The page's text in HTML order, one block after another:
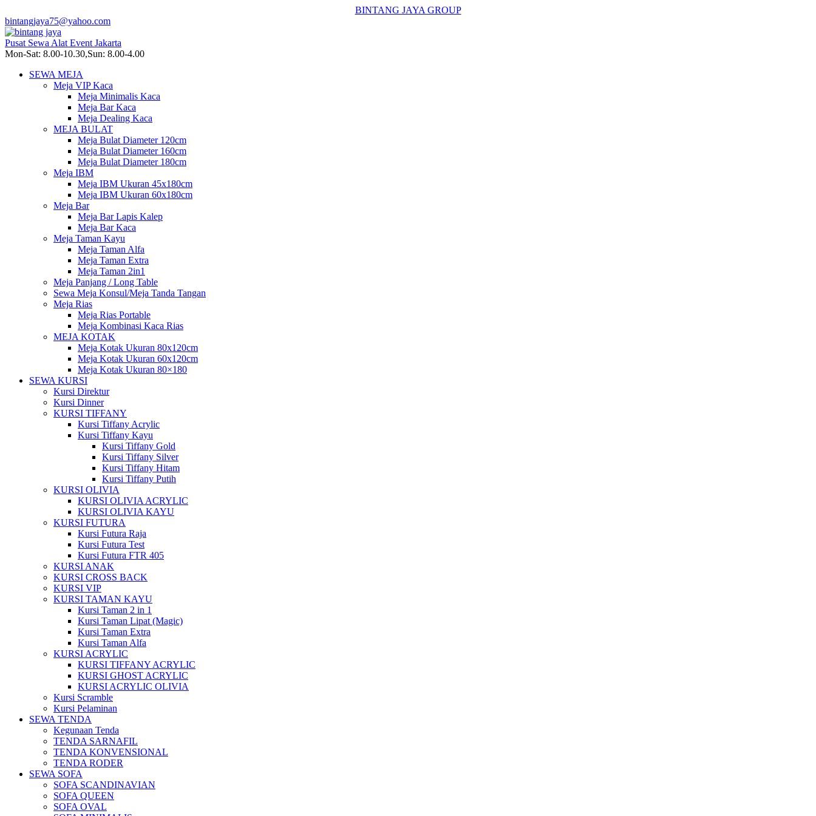
BINTANG JAYA GROUP
bintangjaya75@yahoo.com
Pusat Sewa Alat Event Jakarta
Mon-Sat: 8.00-10.30,Sun: 8.00-4.00
SEWA MEJA
Meja VIP Kaca
Meja Minimalis Kaca
Meja Bar Kaca
Meja Dealing Kaca
MEJA BULAT
Meja Bulat Diameter 120cm
Meja Bulat Diameter 160cm
Meja Bulat Diameter 180cm
Meja IBM
Meja IBM Ukuran 45x180cm
Meja IBM Ukuran 60x180cm
Meja Bar
Meja Bar Lapis Kalep
Meja Bar Kaca
Meja Taman Kayu
Meja Taman Alfa
Meja Taman Extra
Meja Taman 2in1
Meja Panjang / Long Table
Sewa Meja Konsul/Meja Tanda Tangan
Meja Rias
Meja Rias Portable
Meja Kombinasi Kaca Rias
MEJA KOTAK
Meja Kotak Ukuran 80x120cm
Meja Kotak Ukuran 60x120cm
Meja Kotak Ukuran 80×180
SEWA KURSI
Kursi Direktur
Kursi Dinner
KURSI TIFFANY
Kursi Tiffany Acrylic
Kursi Tiffany Kayu
Kursi Tiffany Gold
Kursi Tiffany Silver
Kursi Tiffany Hitam
Kursi Tiffany Putih
KURSI OLIVIA
KURSI OLIVIA ACRYLIC
KURSI OLIVIA KAYU
KURSI FUTURA
Kursi Futura Raja
Kursi Futura Test
Kursi Futura FTR 405
KURSI ANAK
KURSI CROSS BACK
KURSI VIP
KURSI TAMAN KAYU
Kursi Taman 2 in 1
Kursi Taman Lipat (Magic)
Kursi Taman Extra
Kursi Taman Alfa
KURSI ACRYLIC
KURSI TIFFANY ACRYLIC
KURSI GHOST ACRYLIC
KURSI ACRYLIC OLIVIA
Kursi Scramble
Kursi Pelaminan
SEWA TENDA
Kegunaan Tenda
TENDA SARNAFIL
TENDA KONVENSIONAL
TENDA RODER
SEWA SOFA
SOFA SCANDINAVIAN
SOFA QUEEN
SOFA OVAL